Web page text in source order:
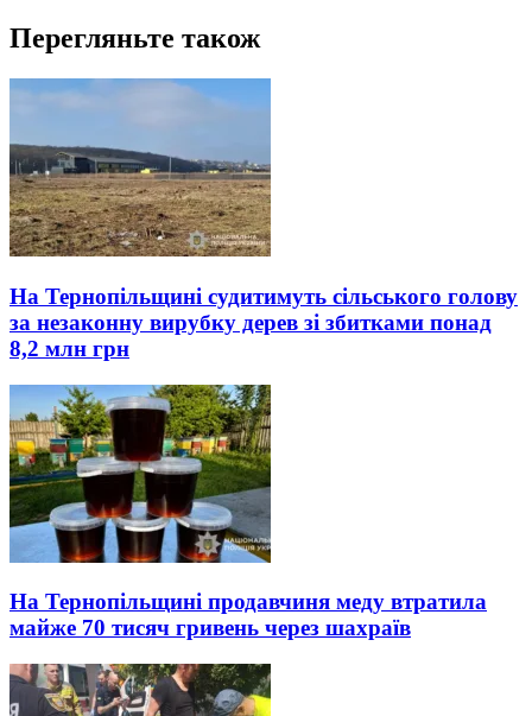
Перегляньте також
На Тернопільщині судитимуть сільського голову
за незаконну вирубку дерев зі збитками понад
8,2 млн грн
На Тернопільщині продавчиня меду втратила
майже 70 тисяч гривень через шахраїв